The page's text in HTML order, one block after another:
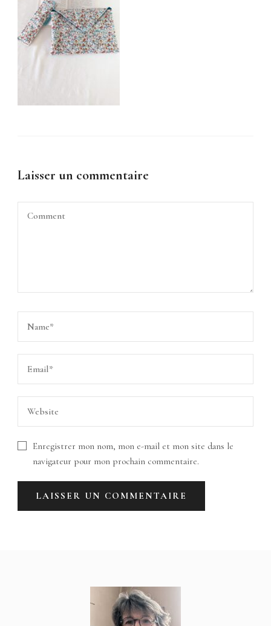
Laisser un commentaire
Enregistrer mon nom, mon e-mail et mon site dans le
navigateur pour mon prochain commentaire.